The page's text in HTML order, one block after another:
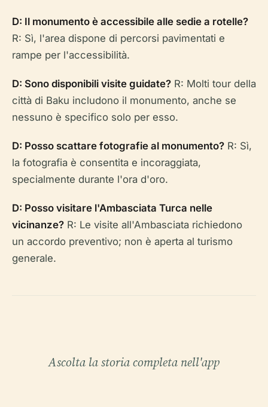
D: Il monumento è accessibile alle sedie a rotelle?
R: Sì, l'area dispone di percorsi pavimentati e
rampe per l'accessibilità.
D: Sono disponibili visite guidate? R: Molti tour della
città di Baku includono il monumento, anche se
nessuno è specifico solo per esso.
D: Posso scattare fotografie al monumento? R: Sì,
la fotografia è consentita e incoraggiata,
specialmente durante l'ora d'oro.
D: Posso visitare l'Ambasciata Turca nelle
vicinanze? R: Le visite all'Ambasciata richiedono
un accordo preventivo; non è aperta al turismo
generale.
Ascolta la storia completa nell'app